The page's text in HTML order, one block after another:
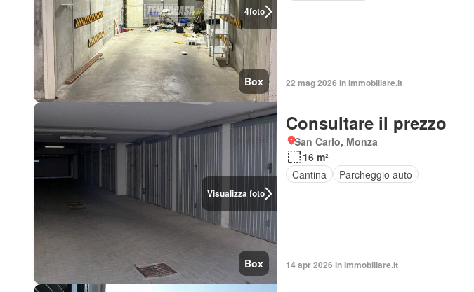
4foto
Box 22 mag 2026 in Immobiliare.it
Visualizza foto
Box
Consultare il prezzo
San Carlo, Monza
16 m²
Cantina
Parcheggio auto
14 apr 2026 in Immobiliare.it